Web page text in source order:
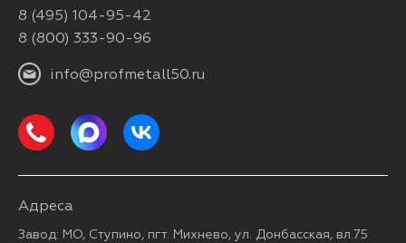
8 (495) 104-95-42
8 (800) 333-90-96
info@profmetall50.ru
Адреса
Завод: МО, Ступино, пгт. Михнево, ул. Донбасская, вл.75